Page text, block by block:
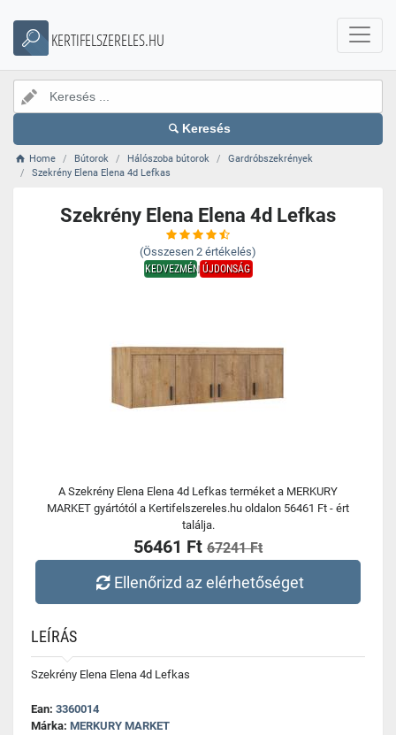
KERTIFELSZERELES.HU
Keresés
Home Bútorok Hálószoba bútorok
Gardróbszekrények
Szekrény Elena Elena 4d Lefkas
Szekrény Elena Elena 4d Lefkas
(Összesen 2 értékelés)
KEDVEZMÉNYÚJDONSÁG
A Szekrény Elena Elena 4d Lefkas terméket a MERKURY
MARKET gyártótól a Kertifelszereles.hu oldalon 56461 Ft - ért
találja.
56461 Ft 67241 Ft
Ellenőrizd az elérhetőséget
LEÍRÁS
Szekrény Elena Elena 4d Lefkas
Ean: 3360014
Márka: MERKURY MARKET